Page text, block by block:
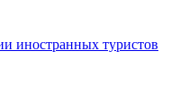
иностранных туристов